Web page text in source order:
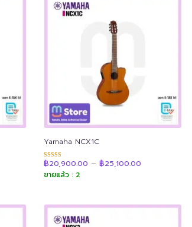
Yamaha NCX1C
ให้คะแนน
ตั้งแต่ 1-5
฿20,900.00 – ฿25,100.00
ขายแล้ว : 2